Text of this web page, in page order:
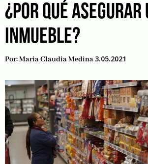
¿POR QUÉ ASEGURAR
INMUEBLE?
Por:Maria Claudia Medina 3.05.2021